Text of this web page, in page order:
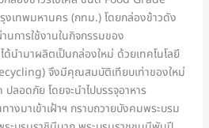
งเทพมหานคร (กทม.) โดยกล่องข้าวดัง
การใช้งานในกิจกรรมของ
ด้นำมาผลิตเป็นกล่องใหม่ ด้วยเทคโนโลยี
จึงมีคุณสมบัติเทียบเท่าของใหม่
ลอดภัย โดยจะนำไปบรรจุอาหาร
างมาเข้าเฝ้าฯ กราบถวายบังคมพระบรม